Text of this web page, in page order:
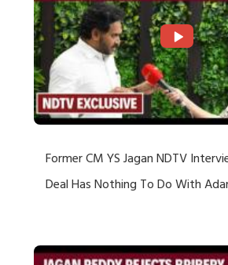
Former CM YS Jagan NDTV
Deal Has Nothing To Do With